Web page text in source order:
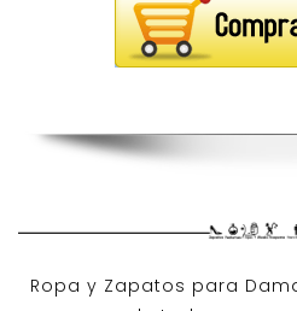
Ropa y Zapatos para